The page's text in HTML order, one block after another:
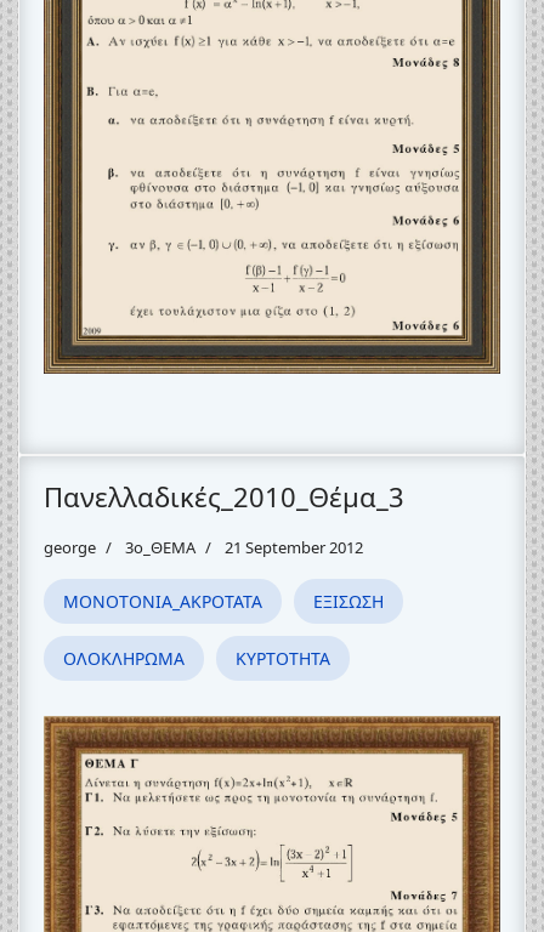
Πανελλαδικές_2010_Θέμα_3
george 3o_ΘΕΜΑ 21 September 2012
ΜΟΝΟΤΟΝΙΑ_ΑΚΡΟΤΑΤΑ ΕΞΙΣΩΣΗ
ΟΛΟΚΛΗΡΩΜΑ ΚΥΡΤΟΤΗΤΑ